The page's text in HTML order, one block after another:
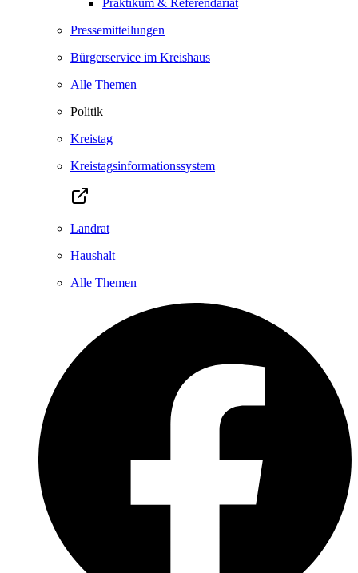
Praktikum & Referendariat
Pressemitteilungen
Bürgerservice im Kreishaus
Alle Themen
Politik
Kreistag
Kreistagsinformationssystem
Landrat
Haushalt
Alle Themen